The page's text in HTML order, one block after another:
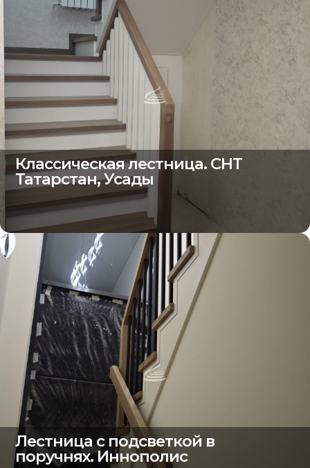
Классическая лестница. СНТ
Татарстан, Усады
Лестница с подсветкой в
поручнях. Иннополис